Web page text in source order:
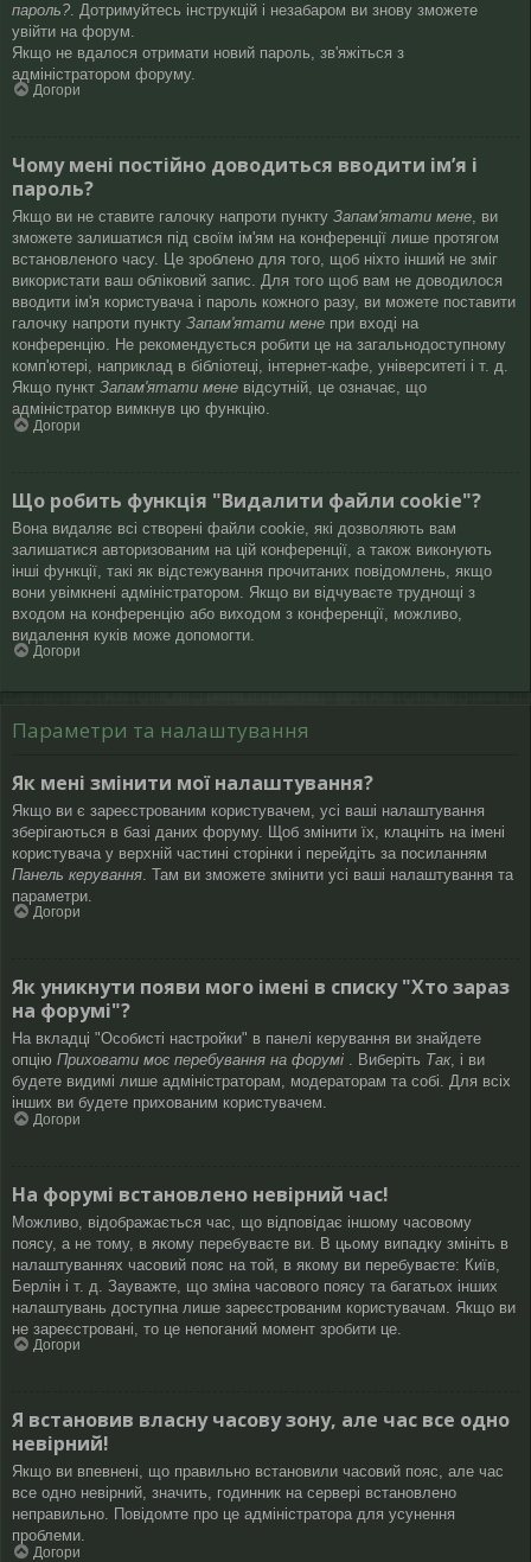
пароль? . Дотримуйтесь інструкцій і незабаром ви знову зможете
увійти на форум.
Якщо не вдалося отримати новий пароль, зв'яжіться з
адміністратором форуму.
Догори
Чому мені постійно доводиться вводити ім’я і
пароль?
Якщо ви не ставите галочку напроти пункту Запам'ятати мене, ви
зможете залишатися під своїм ім'ям на конференції лише протягом
встановленого часу. Це зроблено для того, щоб ніхто інший не зміг
використати ваш обліковий запис. Для того щоб вам не доводилося
вводити ім'я користувача і пароль кожного разу, ви можете поставити
галочку напроти пункту Запам'ятати мене при вході на
конференцію. Не рекомендується робити це на загальнодоступному
комп'ютері, наприклад в бібліотеці, інтернет-кафе, університеті і т. д.
Якщо пункт Запам'ятати мене відсутній, це означає, що
адміністратор вимкнув цю функцію.
Догори
Що робить функція "Видалити файли cookie"?
Вона видаляє всі створені файли cookie, які дозволяють вам
залишатися авторизованим на цій конференції, а також виконують
інші функції, такі як відстежування прочитаних повідомлень, якщо
вони увімкнені адміністратором. Якщо ви відчуваєте труднощі з
входом на конференцію або виходом з конференції, можливо,
видалення куків може допомогти.
Догори
Параметри та налаштування
Як мені змінити мої налаштування?
Якщо ви є зареєстрованим користувачем, усі ваші налаштування
зберігаються в базі даних форуму. Щоб змінити їх, клацніть на імені
користувача у верхній частині сторінки і перейдіть за посиланням
Панель керування . Там ви зможете змінити усі ваші налаштування та
параметри.
Догори
Як уникнути появи мого імені в списку "Хто зараз
на форумі"?
На вкладці "Особисті настройки" в панелі керування ви знайдете
опцію Приховати моє перебування на форумі . Виберіть Так, і ви
будете видимі лише адміністраторам, модераторам та собі. Для всіх
інших ви будете прихованим користувачем.
Догори
На форумі встановлено невірний час!
Можливо, відображається час, що відповідає іншому часовому
поясу, а не тому, в якому перебуваєте ви. В цьому випадку змініть в
налаштуваннях часовий пояс на той, в якому ви перебуваєте: Київ,
Берлін і т. д. Зауважте, що зміна часового поясу та багатьох інших
налаштувань доступна лише зареєстрованим користувачам. Якщо ви
не зареєстровані, то це непоганий момент зробити це.
Догори
Я встановив власну часову зону, але час все одно
невірний!
Якщо ви впевнені, що правильно встановили часовий пояс, але час
все одно невірний, значить, годинник на сервері встановлено
неправильно. Повідомте про це адміністратора для усунення
проблеми.
Догори